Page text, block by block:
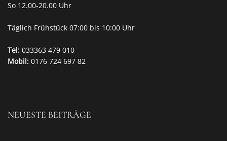
So 12.00-20.00 Uhr
Täglich Frühstück 07:00 bis 10:00 Uhr
Tel: 033363 479 010
Mobil: 0176 724 697 82
NEUESTE BEITRÄGE